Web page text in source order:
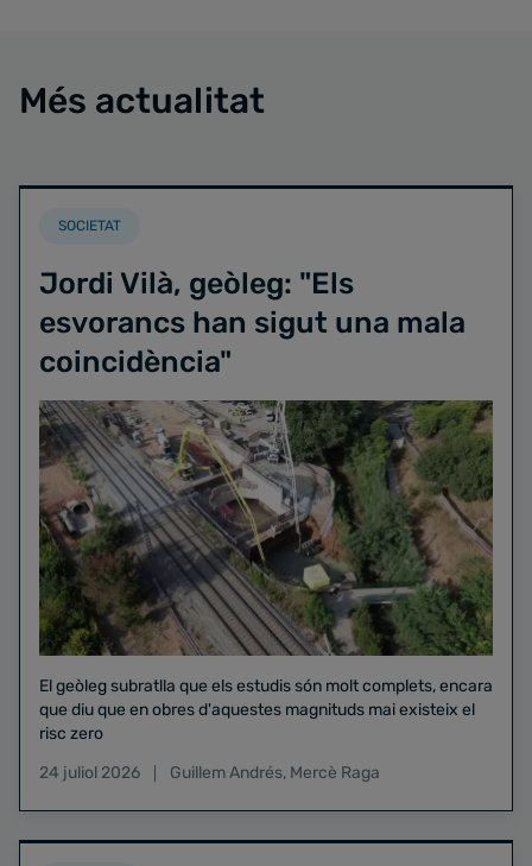
Més actualitat
SOCIETAT
Jordi Vilà, geòleg: "Els
esvorancs han sigut una mala
coincidència"
El geòleg subratlla que els estudis són molt complets, encara
que diu que en obres d'aquestes magnituds mai existeix el
risc zero
24 juliol 2026
Guillem Andrés, Mercè Raga